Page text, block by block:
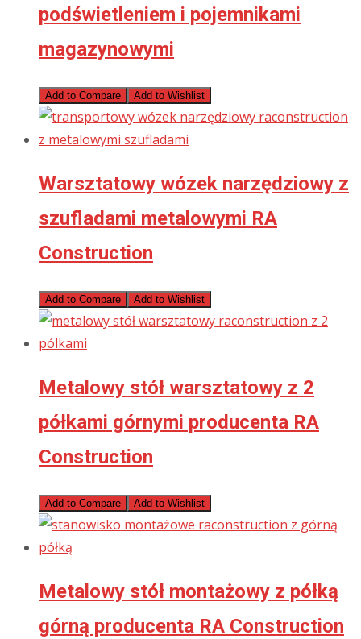
podświetleniem i pojemnikami
magazynowymi
Add to Compare Add to Wishlist
Warsztatowy wózek narzędziowy z
szufladami metalowymi RA
Construction
Add to Compare Add to Wishlist
Metalowy stół warsztatowy z 2
półkami górnymi producenta RA
Construction
Add to Compare Add to Wishlist
Metalowy stół montażowy z półką
górną producenta RA Construction